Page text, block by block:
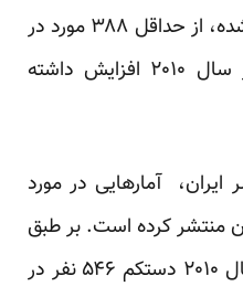
گذشته در این کشور گزارش شده‌، از حداقل ۳۸۸ مورد در
سال ۲۰۰۹ به ۶۵۰ مورد در سال ۲۰۱۰ افزایش داشته
آمارهایی در مورد
2010 در ایران منتشر کرده است. بر طبق
آمار این سازمان، ایران در سال ۲۰۱۰ دستکم ۵۴۶ نفر در